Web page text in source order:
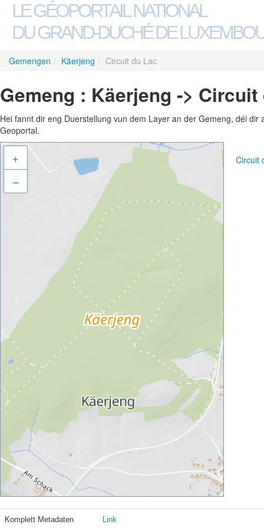
LE GÉOPORTAIL NATIONAL
DU GRAND-DUCHÉ DE
Gemengen / Käerjeng / Circuit du Lac
Gemeng : Käerjeng ->
Hei fannt dir eng Duerstellung vun dem Layer an der Gemeng, déi
Geoportal.
+
–
Circuit
Komplett Metadaten Link